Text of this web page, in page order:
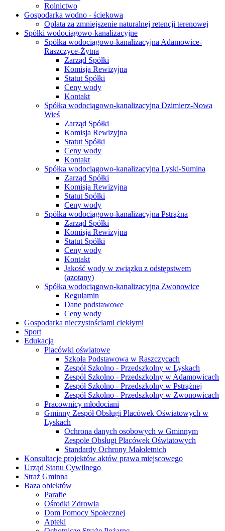
Rolnictwo
Gospodarka wodno - ściekowa
Opłata za zmniejszenie naturalnej retencji terenowej
Spółki wodociągowo-kanalizacyjne
Spółka wodociągowo-kanalizacyjna Adamowice-
Raszczyce-Żytna
Zarząd Spółki
Komisja Rewizyjna
Statut Spółki
Ceny wody
Kontakt
Spółka wodociągowo-kanalizacyjna Dzimierz-Nowa
Wieś
Zarząd Spółki
Komisja Rewizyjna
Statut Spółki
Ceny wody
Kontakt
Spółka wodociągowo-kanalizacyjna Lyski-Sumina
Zarząd Spółki
Komisja Rewizyjna
Statut Spółki
Ceny wody
Spółka wodociągowo-kanalizacyjna Pstrążna
Zarząd Spółki
Komisja Rewizyjna
Statut Spółki
Ceny wody
Kontakt
Jakość wody w związku z odstępstwem
(azotany)
Spółka wodociągowo-kanalizacyjna Zwonowice
Regulamin
Dane podstawowe
Ceny wody
Gospodarka nieczystościami ciekłymi
Sport
Edukacja
Placówki oświatowe
Szkoła Podstawowa w Raszczycach
Zespół Szkolno - Przedszkolny w Lyskach
Zespół Szkolno - Przedszkolny w Adamowicach
Zespół Szkolno - Przedszkolny w Pstrążnej
Zespół Szkolno - Przedszkolny w Zwonowicach
Pracownicy młodociani
Gminny Zespół Obsługi Placówek Oświatowych w
Lyskach
Ochrona danych osobowych w Gminnym
Zespole Obsługi Placówek Oświatowych
Standardy Ochrony Małoletnich
Konsultacje projektów aktów prawa miejscowego
Urząd Stanu Cywilnego
Straż Gminna
Baza obiektów
Parafie
Ośrodki Zdrowia
Dom Pomocy Społecznej
Apteki